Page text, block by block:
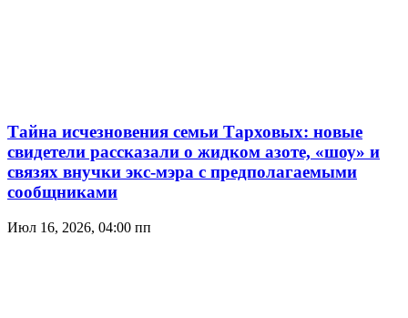
Тайна исчезновения семьи Тарховых: новые
свидетели рассказали о жидком азоте, «шоу» и
связях внучки экс-мэра с предполагаемыми
сообщниками
Июл 16, 2026, 04:00 пп